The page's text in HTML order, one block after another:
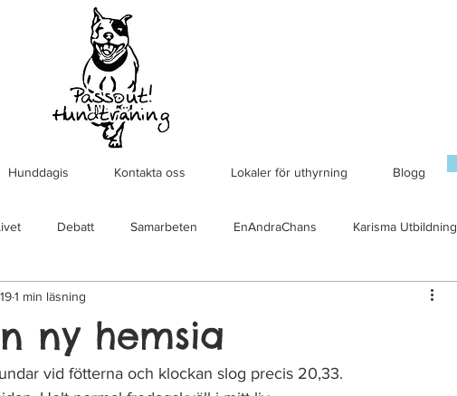
Hunddagis Kontakta oss Lokaler för uthyrning Blogg
Debatt Samarbeten EnAndraChans Karisma Utbildning
ny hemsia
1 min läsning
vid fötterna och klockan slog precis 20,33.